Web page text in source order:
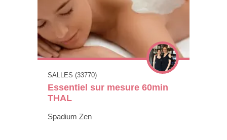
SALLES (33770)
Essentiel sur mesure 60min
THAL
Spadium Zen